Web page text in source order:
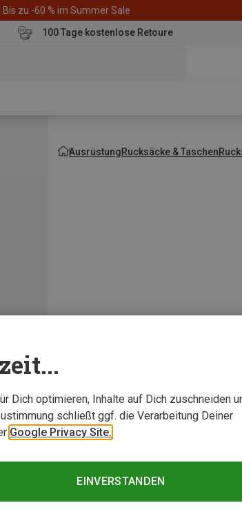
zu -60 % im Summer Sale
100 Tage kostenlose Retoure
AusrüstungRucksäcke & Taschen
Dich optimieren, Inhalte auf Dich zuschneiden
schließt ggf. die Verarbeitung Deiner
Google Privacy Site.
EINVERSTANDEN